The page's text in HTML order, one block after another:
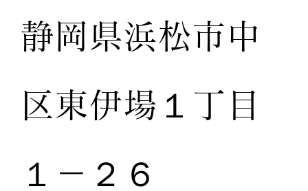
静岡県浜松市中
区東伊場１丁目
１－２６